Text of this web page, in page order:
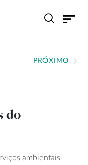
PRÓXIMO
do
ambientais